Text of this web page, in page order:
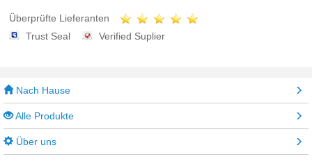
Überprüfte Lieferanten
Trust Seal
Verified Suplier
Nach Hause
Alle Produkte
Über uns